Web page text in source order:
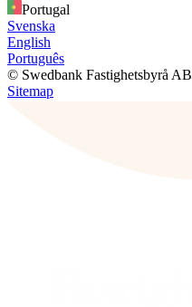
Portugal
Svenska
English
Português
© Swedbank Fastighetsbyrå AB
Sitemap